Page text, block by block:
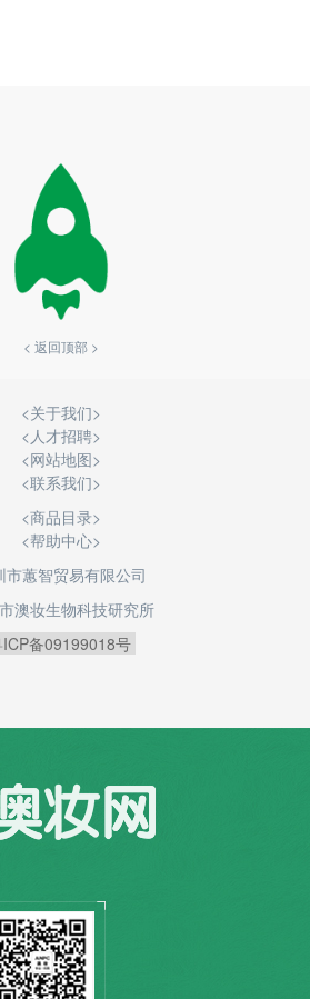
< 返回顶部 >
<关于我们>
<人才招聘>
<网站地图>
<联系我们>
<商品目录>
<帮助中心>
市蕙智贸易有限公司
澳妆生物科技研究所
备09199018号